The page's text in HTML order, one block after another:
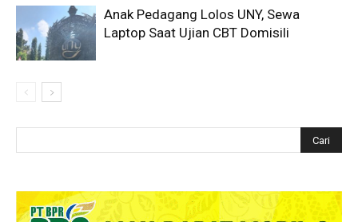
Anak Pedagang Lolos UNY, Sewa
Laptop Saat Ujian CBT Domisili